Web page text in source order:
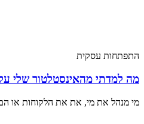
התפתחות עסקית
מה למדתי מהאינסטלטור שלי על
מי מנהל את מי, את את הלקוחות או